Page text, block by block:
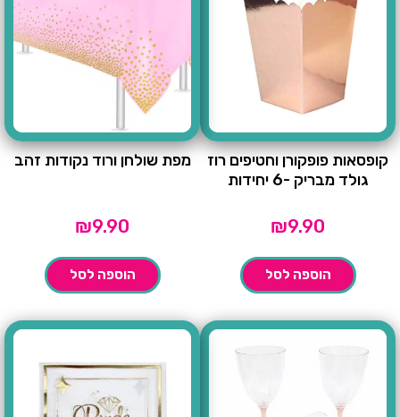
קופסאות פופקורן וחטיפים רוז
גולד מבריק -6 יחידות
₪9.90
הוספה לסל
מפת שולחן ורוד נקודות זהב
₪9.90
הוספה לסל